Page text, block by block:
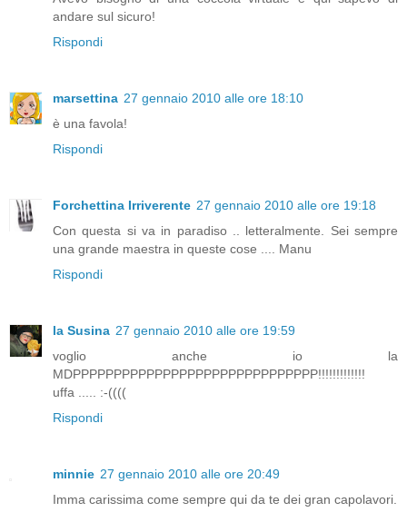
andare sul sicuro!
Rispondi
marsettina 27 gennaio 2010 alle ore 18:10
è una favola!
Rispondi
Forchettina Irriverente 27 gennaio 2010 alle ore 19:18
Con questa si va in paradiso .. letteralmente. Sei sempre
una grande maestra in queste cose .... Manu
Rispondi
la Susina 27 gennaio 2010 alle ore 19:59
voglio anche io la
MDPPPPPPPPPPPPPPPPPPPPPPPPPPPPPP!!!!!!!!!!!!!
uffa ..... :-((((
Rispondi
minnie 27 gennaio 2010 alle ore 20:49
Imma carissima come sempre qui da te dei gran capolavori.